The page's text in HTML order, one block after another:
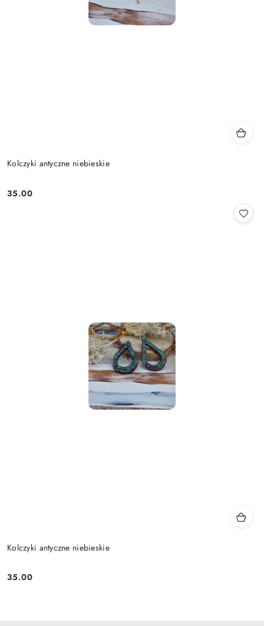
Kolczyki antyczne niebieskie
Cena:
35.00
Kolczyki antyczne niebieskie
Cena:
35.00